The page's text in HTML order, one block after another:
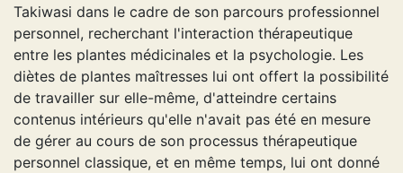
Takiwasi dans le cadre de son parcours professionnel
personnel, recherchant l'interaction thérapeutique
entre les plantes médicinales et la psychologie. Les
diètes de plantes maîtresses lui ont offert la possibilité
de travailler sur elle-même, d'atteindre certains
contenus intérieurs qu'elle n'avait pas été en mesure
de gérer au cours de son processus thérapeutique
personnel classique, et en même temps, lui ont donné